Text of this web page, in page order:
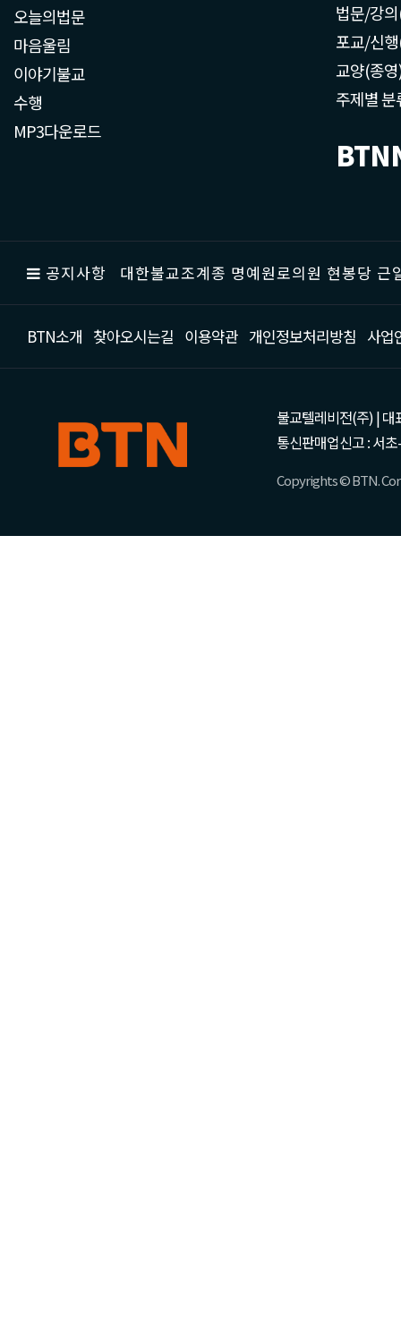
오늘의법문
마음울림
이야기불교
수행
MP3다운로드
법문/강
포교/신
교양(종
주제별 분
공지사항 대한불교조계종 명예원로의원 현봉당
BTN소개 찾아오시는길 이용약관 개인정보처리방침 사업
불교텔레비전(주) | 대
통신판매업신고 : 서
Copyrights © BTN.